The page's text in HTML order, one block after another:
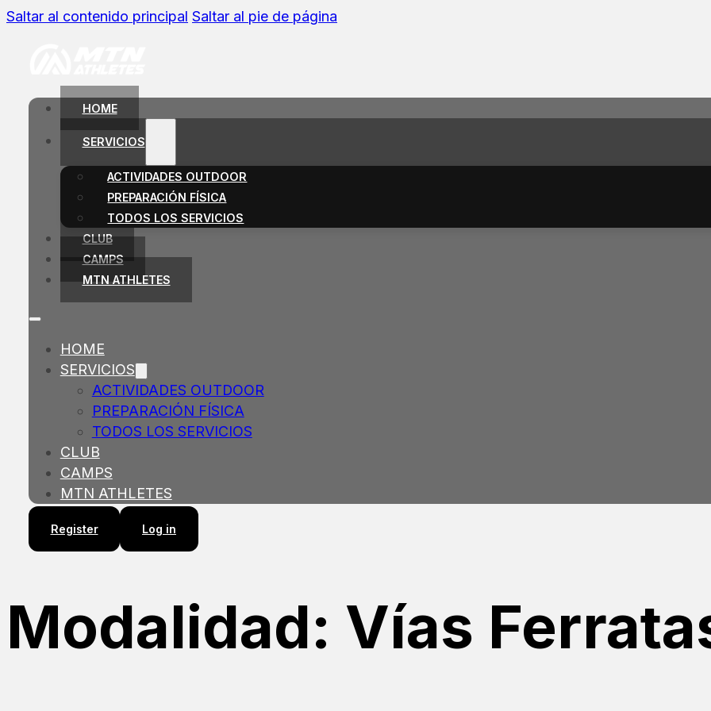
Saltar al contenido principal Saltar al pie de página
HOME
SERVICIOS
ACTIVIDADES OUTDOOR
PREPARACIÓN FÍSICA
TODOS LOS SERVICIOS
CLUB
CAMPS
MTN ATHLETES
HOME
SERVICIOS
ACTIVIDADES OUTDOOR
PREPARACIÓN FÍSICA
TODOS LOS SERVICIOS
CLUB
CAMPS
MTN ATHLETES
Register Log in
Modalidad: Vías